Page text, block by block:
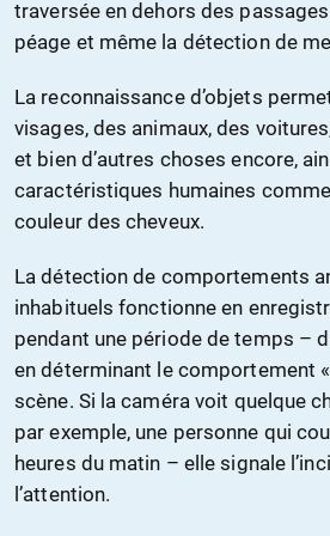
traversée en dehors des
péage et même la détection de
La reconnaissance d’objets
visages, des animaux, des
et bien d’autres choses encore,
caractéristiques humaines comme
couleur des cheveux.
La détection de comportements
inhabituels fonctionne en
pendant une période de temps –
en déterminant le comportement
scène. Si la caméra voit quelque
par exemple, une personne qui
heures du matin – elle signale
l’attention.